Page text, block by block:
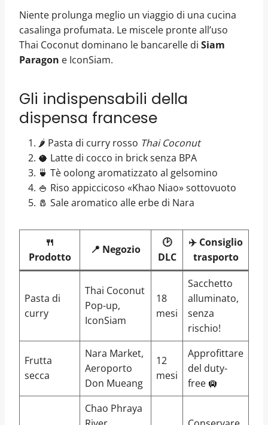
Niente prolunga meglio un viaggio di una cucina
casalinga profumata. Le miscele pronte all’uso
Thai Coconut dominano le bancarelle di Siam
Paragon e IconSiam.
Gli indispensabili della
dispensa francese
🌶️ Pasta di curry rosso Thai Coconut
🥥 Latte di cocco in brick senza BPA
🍵 Tè oolong aromatizzato al gelsomino
🍚 Riso appiccicoso «Khao Niao» sottovuoto
🧂 Sale aromatico alle erbe di Nara
🍴
Prodotto
📍 Negozio
🕑
DLC
✈️ Consiglio
trasporto
Pasta di
curry
Thai Coconut
Pop-up,
IconSiam
18
mesi
Sacchetto
alluminato,
senza
rischio!
Frutta
secca
Nara Market,
Aeroporto
Don Mueang
12
mesi
Approfittare
del duty-
free 🛄
Chao Phraya